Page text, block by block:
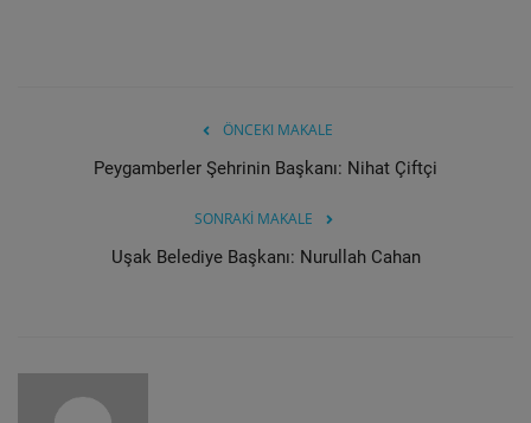
ÖNCEKI MAKALE
Peygamberler Şehrinin Başkanı: Nihat Çiftçi
SONRAKİ MAKALE
Uşak Belediye Başkanı: Nurullah Cahan